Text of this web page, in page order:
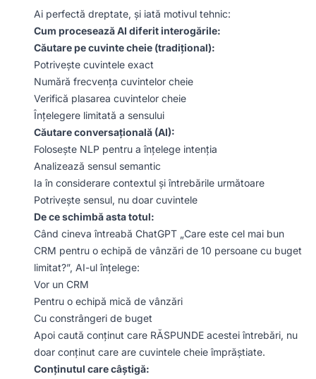
Ai perfectă dreptate, și iată motivul tehnic:
Cum procesează AI diferit interogările:
Căutare pe cuvinte cheie (tradițional):
Potrivește cuvintele exact
Numără frecvența cuvintelor cheie
Verifică plasarea cuvintelor cheie
Înțelegere limitată a sensului
Căutare conversațională (AI):
Folosește NLP pentru a înțelege intenția
Analizează sensul semantic
Ia în considerare contextul și întrebările următoare
Potrivește sensul, nu doar cuvintele
De ce schimbă asta totul:
Când cineva întreabă ChatGPT „Care este cel mai bun
CRM pentru o echipă de vânzări de 10 persoane cu buget
limitat?”, AI-ul înțelege:
Vor un CRM
Pentru o echipă mică de vânzări
Cu constrângeri de buget
Apoi caută conținut care RĂSPUNDE acestei întrebări, nu
doar conținut care are cuvintele cheie împrăștiate.
Conținutul care câștigă: